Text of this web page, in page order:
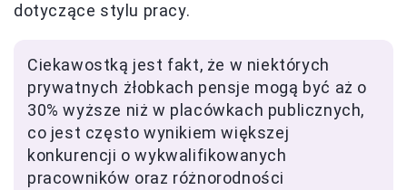
dotyczące stylu pracy.
Ciekawostką jest fakt, że w niektórych
prywatnych żłobkach pensje mogą być aż o
30% wyższe niż w placówkach publicznych,
co jest często wynikiem większej
konkurencji o wykwalifikowanych
pracowników oraz różnorodności